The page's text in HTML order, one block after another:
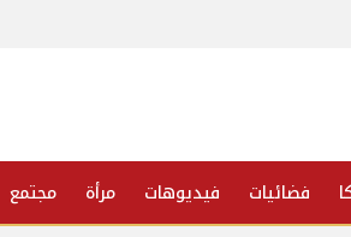
فضائيات فيديوهات مرأة مجتمع